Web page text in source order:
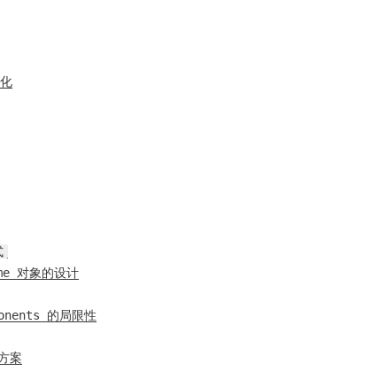
对象的设计
的局限性
案